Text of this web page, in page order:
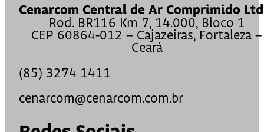
Cenarcom Central de Ar Comprimido
Rod. BR116 Km 7, 14.000, Bloco 1
CEP 60864-012 – Cajazeiras, Fortaleza –
Ceará
(85) 3274 1411
cenarcom@cenarcom.com.br